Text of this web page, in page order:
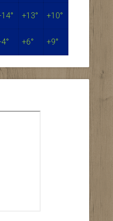
14° +13° +10°
4° +6° +9°